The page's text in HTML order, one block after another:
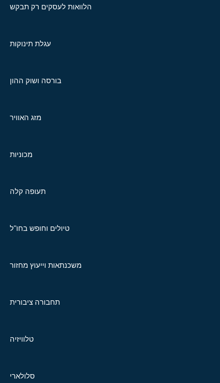
הלוואות לעסקים רק תבקש
עגלת תינוקות
בורסה ושוק ההון
מזג האוויר
מכוניות
תעופה קלה
טיולים וחופש בחו"ל
משכנתאות וייעוץ מחזור
תחבורה ציבורית
טלוויזיה
סלולארי